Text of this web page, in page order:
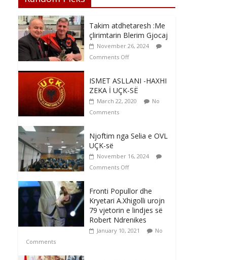
Takim atdhetaresh :Me
çlirimtarin Blerim Gjocaj
November 26, 2024
Comments Off
ISMET ASLLANI -HAXHI
ZEKA İ UÇK-SË
March 22, 2020
No
Comments
Njoftim nga Selia e OVL
UÇK-së
November 16, 2024
Comments Off
Fronti Popullor dhe
Kryetari A.Xhigolli urojn
79 vjetorin e lindjes së
Robert Ndrenikes
January 10, 2021
No
Comments